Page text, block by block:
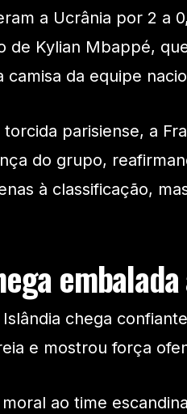
a Ucrânia por 2 a
de Kylian Mbappé,
camisa da equipe
parisiense, a
do grupo,
à classificação,
chega
e mostrou força
ao time